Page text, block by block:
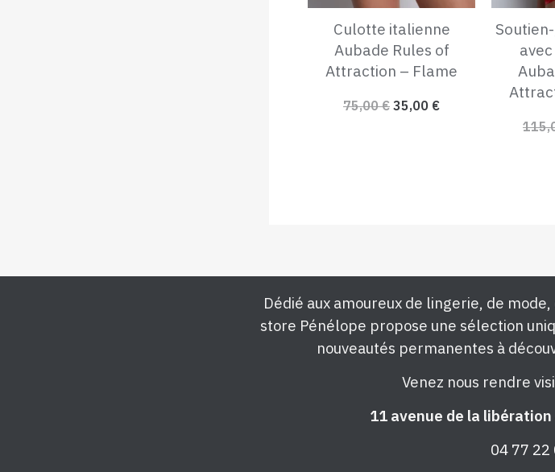
Culotte italienne
Aubade Rules of
Attraction – Flame
75,00€ 35,00 €
Dédié aux amoureux de lingerie, de
store Pénélope propose une sélection
nouveautés permanentes à
Venez nous rendre
11 avenue de la
04 77 22